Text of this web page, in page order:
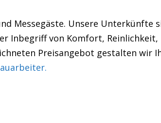
Messegäste. Unsere Unterkünfte
Inbegriff von Komfort,
Preisangebot gestalten wir